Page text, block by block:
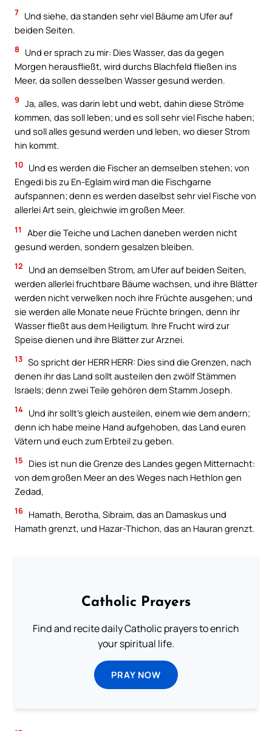
7 Und siehe, da standen sehr viel Bäume am Ufer auf
beiden Seiten.
8
Und er sprach zu mir: Dies Wasser, das da gegen
Morgen herausfließt, wird durchs Blachfeld fließen ins
Meer, da sollen desselben Wasser gesund werden.
9 Ja, alles, was darin lebt und webt, dahin diese Ströme
kommen, das soll leben; und es soll sehr viel Fische haben;
und soll alles gesund werden und leben, wo dieser Strom
hin kommt.
10 Und es werden die Fischer an demselben stehen; von
Engedi bis zu En-Eglaim wird man die Fischgarne
aufspannen; denn es werden daselbst sehr viel Fische von
allerlei Art sein, gleichwie im großen Meer.
11
Aber die Teiche und Lachen daneben werden nicht
gesund werden, sondern gesalzen bleiben.
12
Und an demselben Strom, am Ufer auf beiden Seiten,
werden allerlei fruchtbare Bäume wachsen, und ihre Blätter
werden nicht verwelken noch ihre Früchte ausgehen; und
sie werden alle Monate neue Früchte bringen, denn ihr
Wasser fließt aus dem Heiligtum. Ihre Frucht wird zur
Speise dienen und ihre Blätter zur Arznei.
13 So spricht der HERR HERR: Dies sind die Grenzen, nach
denen ihr das Land sollt austeilen den zwölf Stämmen
Israels; denn zwei Teile gehören dem Stamm Joseph.
14 Und ihr sollt’s gleich austeilen, einem wie dem andern;
denn ich habe meine Hand aufgehoben, das Land euren
Vätern und euch zum Erbteil zu geben.
15
Dies ist nun die Grenze des Landes gegen Mitternacht:
von dem großen Meer an des Weges nach Hethlon gen
Zedad,
16 Hamath, Berotha, Sibraim, das an Damaskus und
Hamath grenzt, und Hazar-Thichon, das an Hauran grenzt.
Catholic Prayers
Find and recite daily Catholic prayers to enrich
your spiritual life.
PRAY NOW